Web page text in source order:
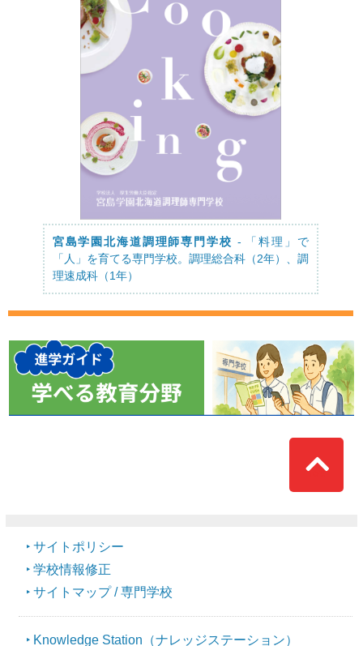
宮島学園北海道調理師専門学校 - 「料理」で
「人」を育てる専門学校。調理総合科（2年）、調
理速成科（1年）
Top
サイトポリシー
学校情報修正
サイトマップ / 専門学校
Knowledge Station（ナレッジステーション）